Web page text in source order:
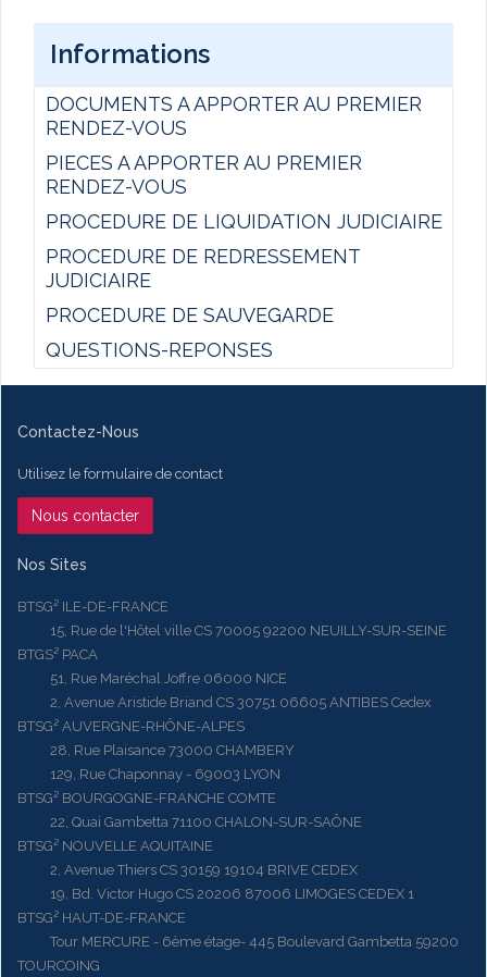
Informations
DOCUMENTS A APPORTER AU PREMIER
RENDEZ-VOUS
PIECES A APPORTER AU PREMIER
RENDEZ-VOUS
PROCEDURE DE LIQUIDATION JUDICIAIRE
PROCEDURE DE REDRESSEMENT
JUDICIAIRE
PROCEDURE DE SAUVEGARDE
QUESTIONS-REPONSES
Contactez-Nous
Utilisez le formulaire de contact
Nous contacter
Nos Sites
BTSG² ILE-DE-FRANCE
15, Rue de l'Hôtel ville CS 70005 92200 NEUILLY-SUR-SEINE
BTGS² PACA
51, Rue Maréchal Joffre 06000 NICE
2, Avenue Aristide Briand CS 30751 06605 ANTIBES Cedex
BTSG² AUVERGNE-RHÔNE-ALPES
28, Rue Plaisance 73000 CHAMBERY
129, Rue Chaponnay - 69003 LYON
BTSG² BOURGOGNE-FRANCHE COMTE
22, Quai Gambetta 71100 CHALON-SUR-SAÔNE
BTSG² NOUVELLE AQUITAINE
2, Avenue Thiers CS 30159 19104 BRIVE CEDEX
19, Bd. Victor Hugo CS 20206 87006 LIMOGES CEDEX 1
BTSG² HAUT-DE-FRANCE
Tour MERCURE - 6ème étage- 445 Boulevard Gambetta 59200
TOURCOING